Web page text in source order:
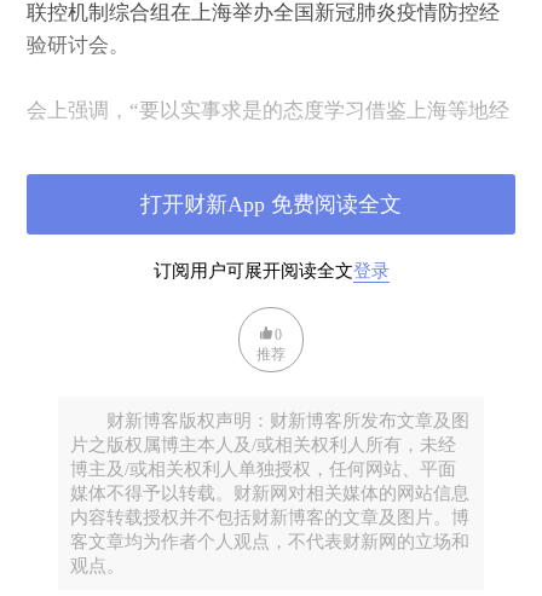
联控机制综合组在上海举办全国新冠肺炎疫情防控经
验研讨会。
会上强调，“要以实事求是的态度学习借鉴上海等地经
好，这必须承认。
那么到底什么是上海经验，上海经验又强在哪？
01 上海不易，但波澜不惊
仔细梳理能发现，自疫情发生以来到今天，上海几乎
疫情发生后，上海是接收境外入境航班最多的城市，
直到现在，浦东机场还承担着全国近1/3的出入境航班
客流。
订阅用户可展开阅读全文登录
打开财新App 免费阅读全文
0
推荐
财新博客版权声明：财新博客所发布文章及图
片之版权属博主本人及/或相关权利人所有，未经
博主及/或相关权利人单独授权，任何网站、平面
媒体不得予以转载。财新网对相关媒体的网站信息
内容转载授权并不包括财新博客的文章及图片。博
客文章均为作者个人观点，不代表财新网的立场和
观点。